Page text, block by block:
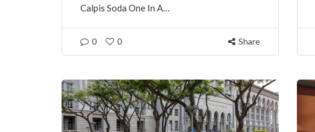
Calpis Soda One In A…
0 0 Share